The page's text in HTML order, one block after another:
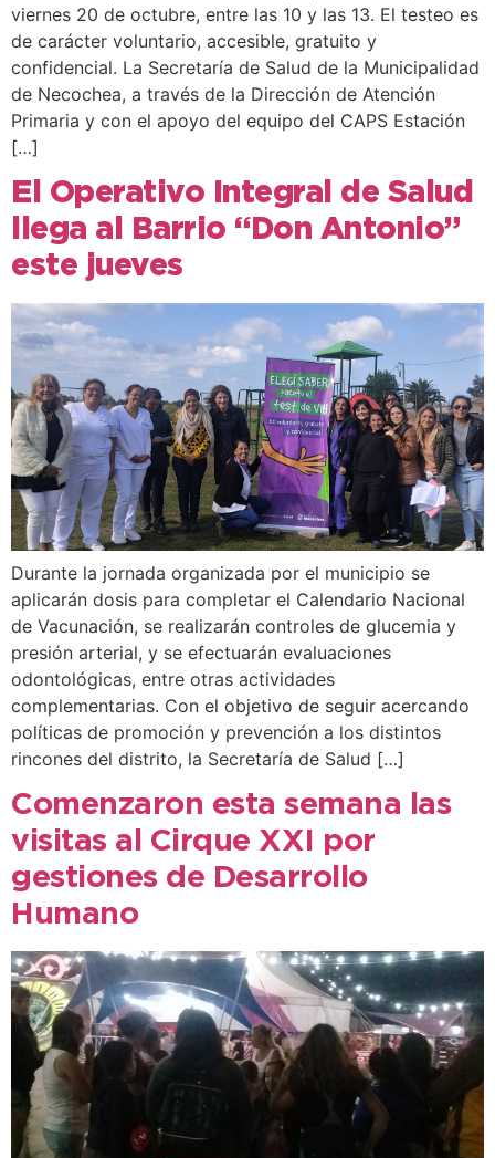
viernes 20 de octubre, entre las 10 y las 13. El testeo es
de carácter voluntario, accesible, gratuito y
confidencial. La Secretaría de Salud de la Municipalidad
de Necochea, a través de la Dirección de Atención
Primaria y con el apoyo del equipo del CAPS Estación
[…]
El Operativo Integral de Salud
llega al Barrio “Don Antonio”
este jueves
Durante la jornada organizada por el municipio se
aplicarán dosis para completar el Calendario Nacional
de Vacunación, se realizarán controles de glucemia y
presión arterial, y se efectuarán evaluaciones
odontológicas, entre otras actividades
complementarias. Con el objetivo de seguir acercando
políticas de promoción y prevención a los distintos
rincones del distrito, la Secretaría de Salud […]
Comenzaron esta semana las
visitas al Cirque XXI por
gestiones de Desarrollo
Humano